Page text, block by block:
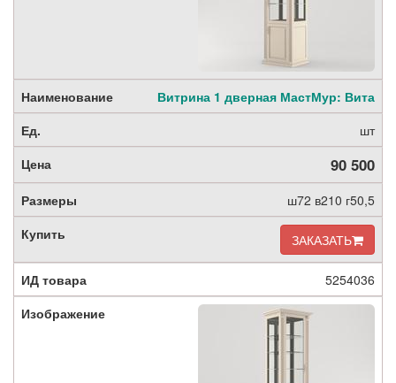
Витрина 1 дверная МастМур: Вита
шт
90 500
ш72 в210 г50,5
ЗАКАЗАТЬ
5254036